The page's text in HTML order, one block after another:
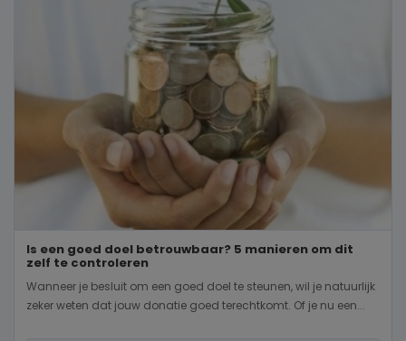
Is een goed doel betrouwbaar? 5 manieren om dit
zelf te controleren
Wanneer je besluit om een goed doel te steunen, wil je natuurlijk
zeker weten dat jouw donatie goed terechtkomt. Of je nu een...